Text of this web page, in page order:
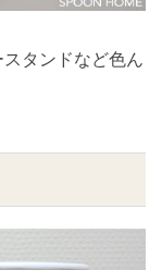
タンドなど色ん